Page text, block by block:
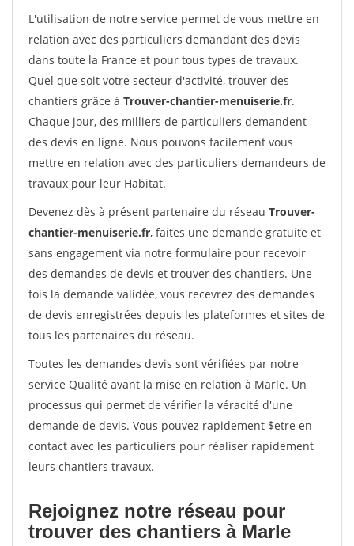
L'utilisation de notre service permet de vous mettre en
relation avec des particuliers demandant des devis
dans toute la France et pour tous types de travaux.
Quel que soit votre secteur d'activité, trouver des
chantiers grâce à Trouver-chantier-menuiserie.fr.
Chaque jour, des milliers de particuliers demandent
des devis en ligne. Nous pouvons facilement vous
mettre en relation avec des particuliers demandeurs de
travaux pour leur Habitat.
Devenez dès à présent partenaire du réseau Trouver-
chantier-menuiserie.fr, faites une demande gratuite et
sans engagement via notre formulaire pour recevoir
des demandes de devis et trouver des chantiers. Une
fois la demande validée, vous recevrez des demandes
de devis enregistrées depuis les plateformes et sites de
tous les partenaires du réseau.
Toutes les demandes devis sont vérifiées par notre
service Qualité avant la mise en relation à Marle. Un
processus qui permet de vérifier la véracité d'une
demande de devis. Vous pouvez rapidement $etre en
contact avec les particuliers pour réaliser rapidement
leurs chantiers travaux.
Rejoignez notre réseau pour
trouver des chantiers à Marle